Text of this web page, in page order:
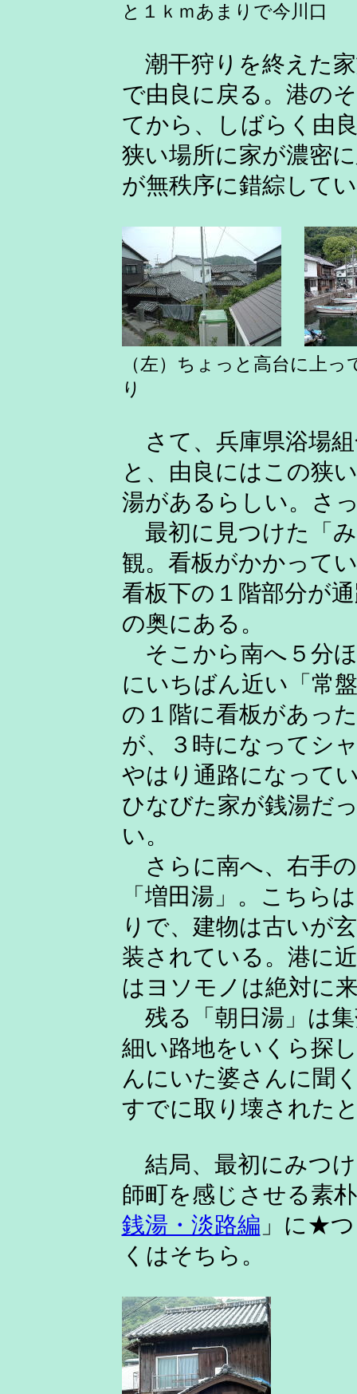
と１ｋｍあまりで今川口
潮干狩りを終えた
で由良に戻る。港の
てから、しばらく由
狭い場所に家が濃密
が無秩序に錯綜して
（左）ちょっと高台に
り
さて、兵庫県浴場
と、由良にはこの狭
湯があるらしい。さ
最初に見つけた「
観。看板がかかって
看板下の１階部分が
の奥にある。
そこから南へ５分
にいちばん近い「常
の１階に看板があっ
が、３時になってシ
やはり通路になって
ひなびた家が銭湯だ
い。
さらに南へ、右手
「増田湯」。こちら
りで、建物は古いが
装されている。港に
はヨソモノは絶対に
残る「朝日湯」は
細い路地をいくら探
んにいた婆さんに聞
すでに取り壊された
結局、最初にみつ
師町を感じさせる素
銭湯・淡路編 」に★
くはそちら。